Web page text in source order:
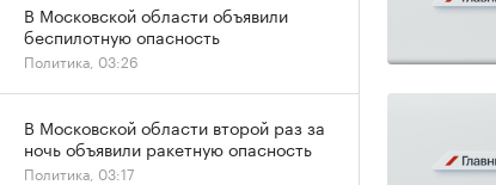
В Московской области объявили
беспилотную опасность
Политика, 03:26
В Московской области второй раз за
ночь объявили ракетную опасность
Политика, 03:17